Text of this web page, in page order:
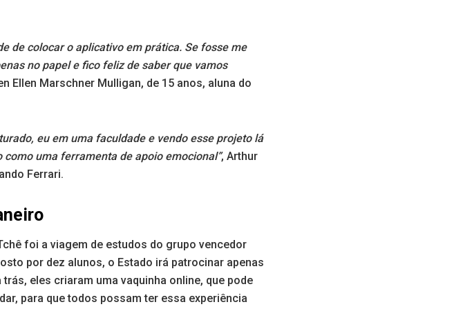
de colocar o aplicativo em prática. Se fosse me
no papel e fico feliz de saber que vamos
Ellen Marschner Mulligan, de 15 anos, aluna do
eu em uma faculdade e vendo esse projeto lá
uma ferramenta de apoio emocional”, Arthur
Ferrari.
foi a viagem de estudos do grupo vencedor
por dez alunos, o Estado irá patrocinar apenas
eles criaram uma vaquinha online, que pode
para que todos possam ter essa experiência